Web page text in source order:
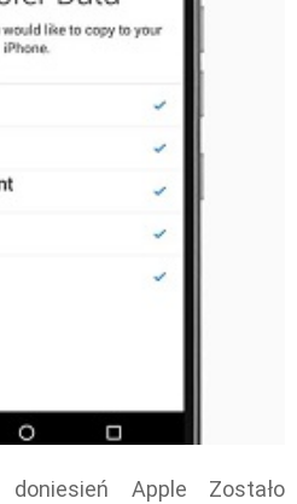
doniesień Apple Zostało